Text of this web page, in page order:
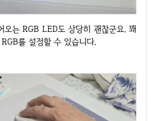
를 설정할 수 있습니다.